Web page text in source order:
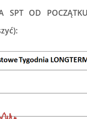
SPT OD